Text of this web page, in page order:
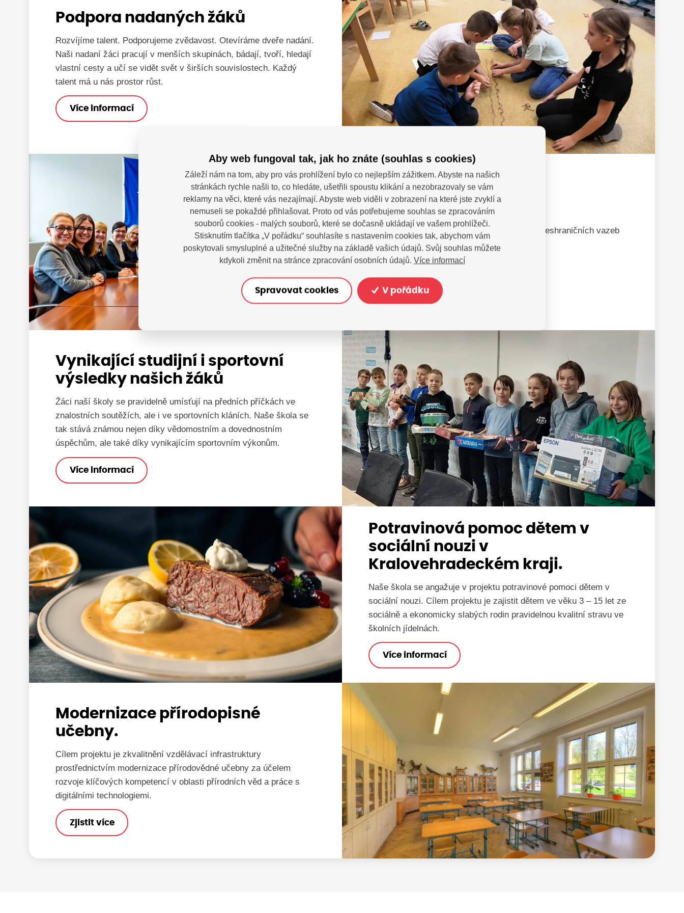
Podpora nadaných žáků
Rozvíjíme talent. Podporujeme zvědavost. Otevíráme dveře nadání.
Naši nadaní žáci pracují v menších skupinách, bádají, tvoří, hledají
vlastní cesty a učí se vidět svět v širších souvislostech. Každý
talent má u nás prostor růst.
Více informací
Všestrannost 3
Spolupráce institucí a obyvatel, prohloubení přeshraničních vazeb
obyvatel a institucí česko-polského pohraničí.
Vynikající studijní i sportovní
výsledky našich žáků
Žáci naší školy se pravidelně umísťují na předních příčkách ve
znalostních soutěžích, ale i ve sportovních kláních. Naše škola se
tak stává známou nejen díky vědomostním a dovednostním
úspěchům, ale také díky vynikajícím sportovním výkonům.
Více informací
Potravinová pomoc dětem v
sociální nouzi v
Kralovehradeckém kraji.
Naše škola se angažuje v projektu potravinové pomoci dětem v
sociální nouzi. Cílem projektu je zajistit dětem ve věku 3 – 15 let ze
sociálně a ekonomicky slabých rodin pravidelnou kvalitní stravu ve
školních jídelnách.
Více informací
Modernizace přírodopisné
učebny.
Cílem projektu je zkvalitnění vzdělávací infrastruktury
prostřednictvím modernizace přírodovědné učebny za účelem
rozvoje klíčových kompetencí v oblasti přírodních věd a práce s
digitálními technologiemi.
Zjistit více
Aby web fungoval tak, jak ho znáte (souhlas s cookies)
Záleží nám na tom, aby pro vás prohlížení bylo co nejlepším zážitkem. Abyste na našich
stránkách rychle našli to, co hledáte, ušetřili spoustu klikání a nezobrazovaly se vám
reklamy na věci, které vás nezajímají. Abyste web viděli v zobrazení na které jste zvyklí a
nemuseli se pokaždé přihlašovat. Proto od vás potřebujeme souhlas se zpracováním
souborů cookies - malých souborů, které se dočasně ukládají ve vašem prohlížeči.
Stisknutím tlačítka „V pořádku“ souhlasíte s nastavením cookies tak, abychom vám
poskytovali smysluplné a užitečné služby na základě vašich údajů. Svůj souhlas můžete
kdykoli změnit na stránce zpracování osobních údajů. Více informací
Spravovat cookies V pořádku